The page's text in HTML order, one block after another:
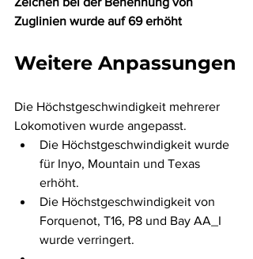
Zuglinien wurde auf 69 erhöht
Weitere Anpassungen
Die Höchstgeschwindigkeit mehrerer
Lokomotiven wurde angepasst.
Die Höchstgeschwindigkeit wurde
für Inyo, Mountain und Texas
erhöht.
Die Höchstgeschwindigkeit von
Forquenot, T16, P8 und Bay AA_I
wurde verringert.